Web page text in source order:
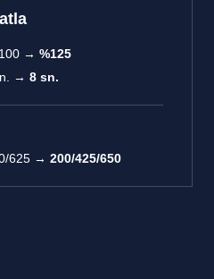
→ %125
→ 8 sn.
625 → 200/425/650